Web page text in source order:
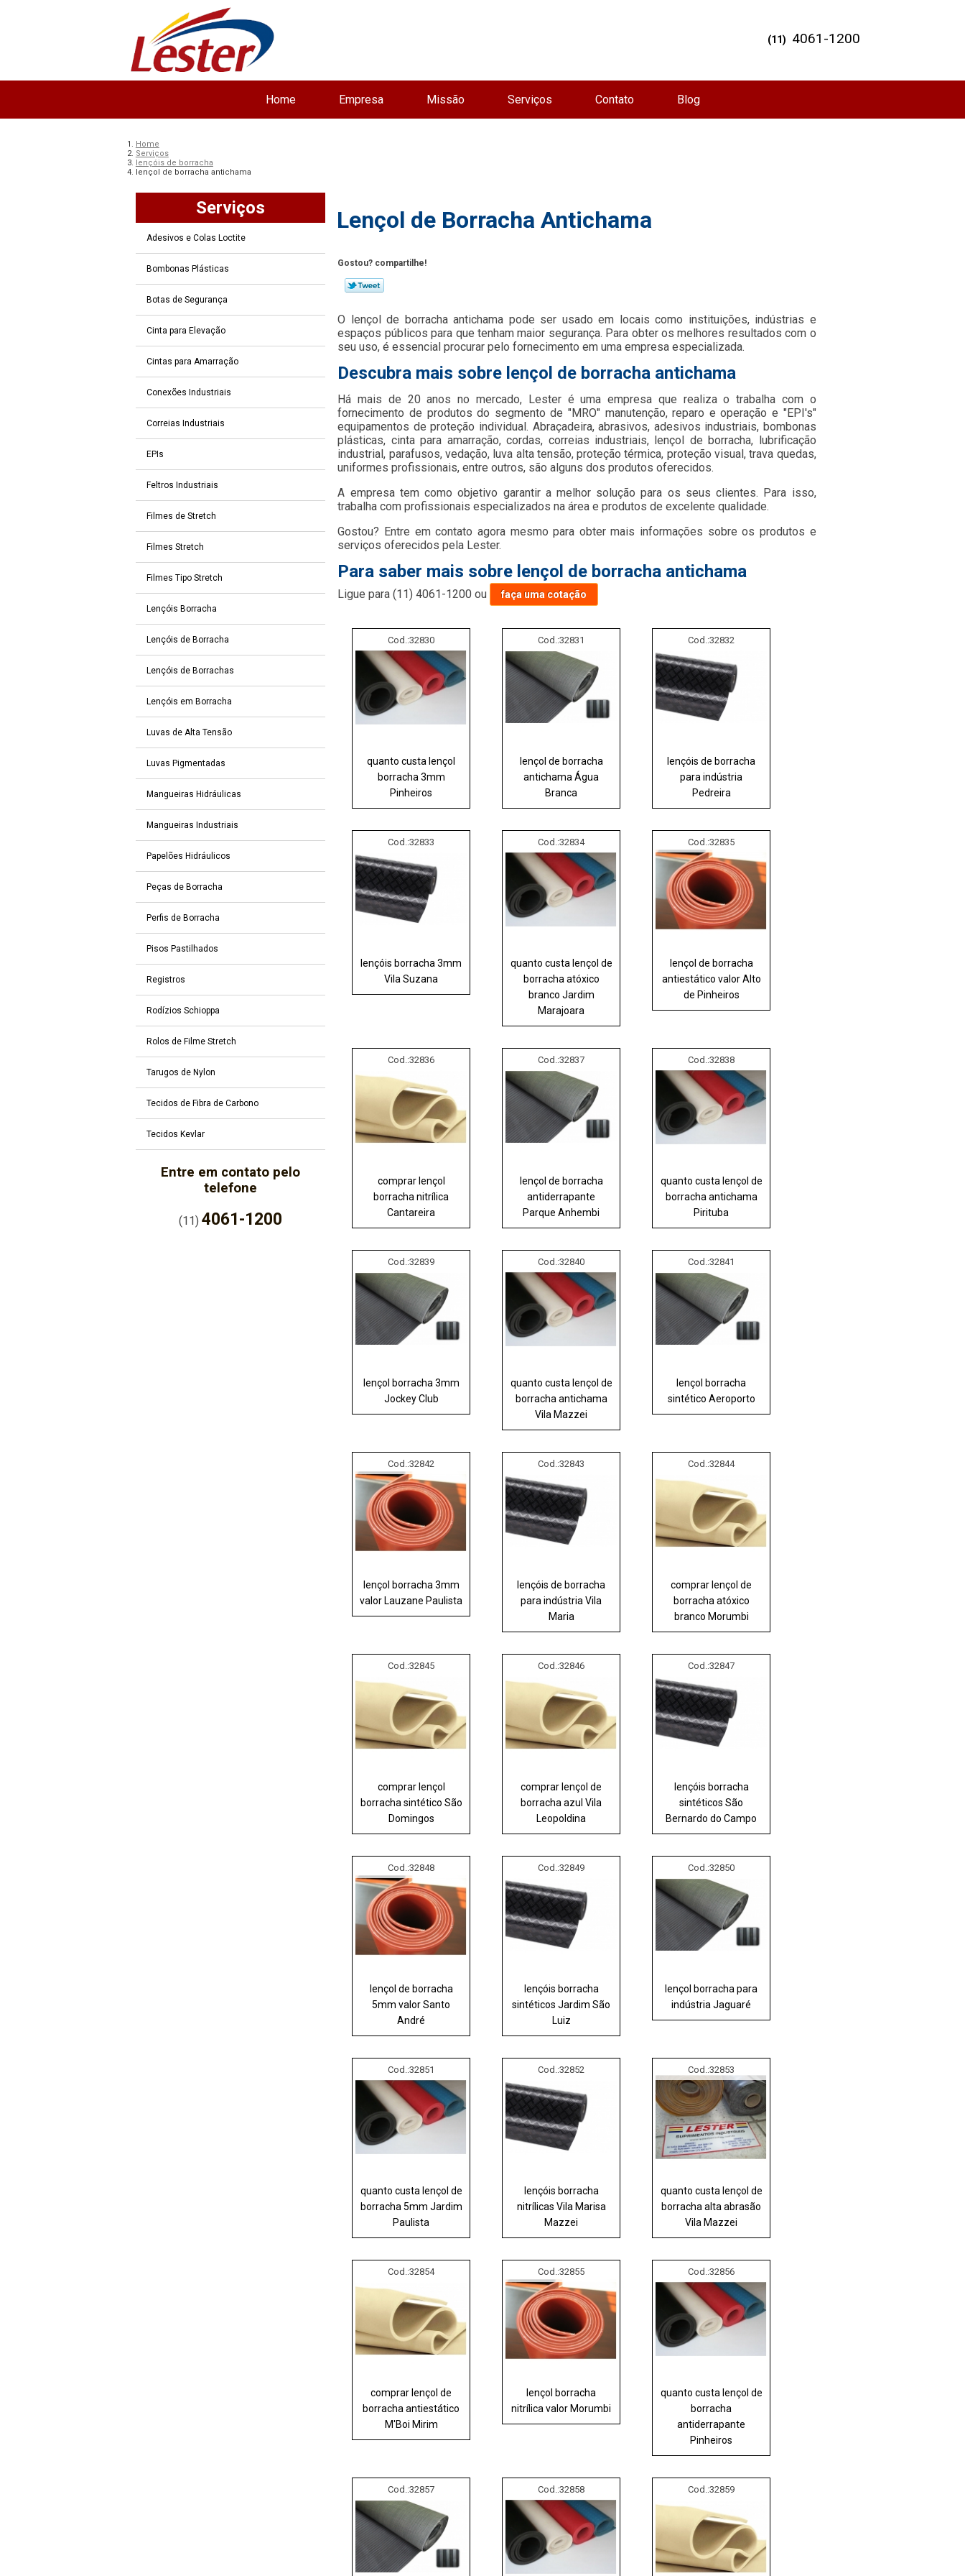
Home Empresa Missão Serviços Contato Blog
(11) 4061-1200
Home
Serviços
lençóis de borracha
lençol de borracha antichama
Serviços
Adesivos e Colas Loctite
Bombonas Plásticas
Botas de Segurança
Cinta para Elevação
Cintas para Amarração
Conexões Industriais
Correias Industriais
EPIs
Feltros Industriais
Filmes de Stretch
Filmes Stretch
Filmes Tipo Stretch
Lençóis Borracha
Lençóis de Borracha
Lençóis de Borrachas
Lençóis em Borracha
Luvas de Alta Tensão
Luvas Pigmentadas
Mangueiras Hidráulicas
Mangueiras Industriais
Papelões Hidráulicos
Peças de Borracha
Perfis de Borracha
Pisos Pastilhados
Registros
Rodízios Schioppa
Rolos de Filme Stretch
Tarugos de Nylon
Tecidos de Fibra de Carbono
Tecidos Kevlar
Entre em contato pelo
telefone
(11)4061-1200
Lençol de Borracha Antichama
Gostou? compartilhe!
O lençol de borracha antichama pode ser usado em locais como instituições, indústrias e
espaços públicos para que tenham maior segurança. Para obter os melhores resultados com o
seu uso, é essencial procurar pelo fornecimento em uma empresa especializada.
Descubra mais sobre lençol de borracha antichama
Há mais de 20 anos no mercado, Lester é uma empresa que realiza o trabalha com o
fornecimento de produtos do segmento de "MRO" manutenção, reparo e operação e "EPI's"
equipamentos de proteção individual. Abraçadeira, abrasivos, adesivos industriais, bombonas
plásticas, cinta para amarração, cordas, correias industriais, lençol de borracha, lubrificação
industrial, parafusos, vedação, luva alta tensão, proteção térmica, proteção visual, trava quedas,
uniformes profissionais, entre outros, são alguns dos produtos oferecidos.
A empresa tem como objetivo garantir a melhor solução para os seus clientes. Para isso,
trabalha com profissionais especializados na área e produtos de excelente qualidade.
Gostou? Entre em contato agora mesmo para obter mais informações sobre os produtos e
serviços oferecidos pela Lester.
Para saber mais sobre lençol de borracha antichama
Ligue para(11) 4061-1200 ou faça uma cotação
Cod.:32830
quanto custa lençol
borracha 3mm
Pinheiros
Cod.:32831
lençol de borracha
antichama Água
Branca
Cod.:32832
lençóis de borracha
para indústria
Pedreira
Cod.:32833
lençóis borracha 3mm
Vila Suzana
Cod.:32834
quanto custa lençol de
borracha atóxico
branco Jardim
Marajoara
Cod.:32835
lençol de borracha
antiestático valor Alto
de Pinheiros
Cod.:32836
comprar lençol
borracha nitrílica
Cantareira
Cod.:32837
lençol de borracha
antiderrapante
Parque Anhembi
Cod.:32838
quanto custa lençol de
borracha antichama
Pirituba
Cod.:32839
lençol borracha 3mm
Jockey Club
Cod.:32840
quanto custa lençol de
borracha antichama
Vila Mazzei
Cod.:32841
lençol borracha
sintético Aeroporto
Cod.:32842
lençol borracha 3mm
valor Lauzane Paulista
Cod.:32843
lençóis de borracha
para indústria Vila
Maria
Cod.:32844
comprar lençol de
borracha atóxico
branco Morumbi
Cod.:32845
comprar lençol
borracha sintético São
Domingos
Cod.:32846
comprar lençol de
borracha azul Vila
Leopoldina
Cod.:32847
lençóis borracha
sintéticos São
Bernardo do Campo
Cod.:32848
lençol de borracha
5mm valor Santo
André
Cod.:32849
lençóis borracha
sintéticos Jardim São
Luiz
Cod.:32850
lençol borracha para
indústria Jaguaré
Cod.:32851
quanto custa lençol de
borracha 5mm Jardim
Paulista
Cod.:32852
lençóis borracha
nitrílicas Vila Marisa
Mazzei
Cod.:32853
quanto custa lençol de
borracha alta abrasão
Vila Mazzei
Cod.:32854
comprar lençol de
borracha antiestático
M'Boi Mirim
Cod.:32855
lençol borracha
nitrílica valor Morumbi
Cod.:32856
quanto custa lençol de
borracha
antiderrapante
Pinheiros
Cod.:32857 Cod.:32858 Cod.:32859